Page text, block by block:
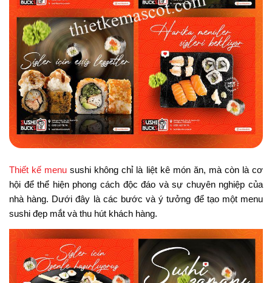
Thiết kế menu sushi không chỉ là liệt kê món ăn, mà còn là cơ
hội để thể hiện phong cách độc đáo và sự chuyên nghiệp của
nhà hàng. Dưới đây là các bước và ý tưởng để tạo một menu
sushi đẹp mắt và thu hút khách hàng.